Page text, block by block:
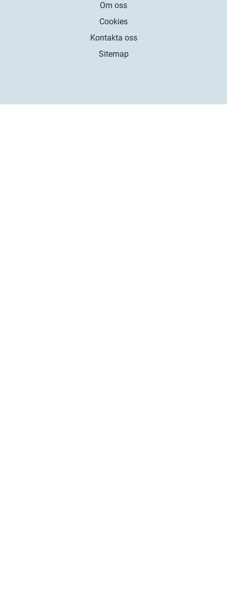
Om oss
Cookies
Kontakta oss
Sitemap